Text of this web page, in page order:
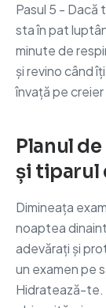
Pasul 5 - Dacă
sta în pat
minute de
și revino când
învață pe
Planul
și tiparul
Dimineața
noaptea
adevărați și
un examen pe
Hidratează-te.